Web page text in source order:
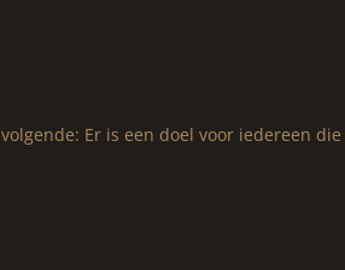
volgende: Er is een doel voor iedereen